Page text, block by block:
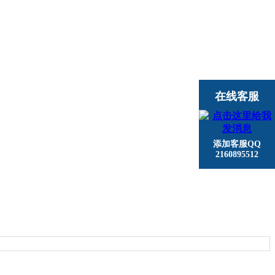
在线客服
添加客服QQ
2160895512